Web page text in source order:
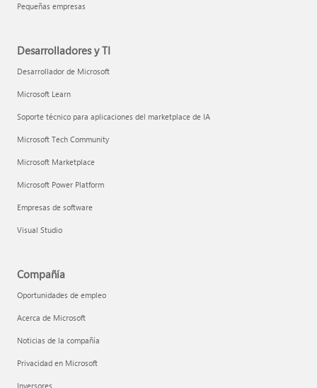
Pequeñas empresas
Desarrolladores y TI
Desarrollador de Microsoft
Microsoft Learn
Soporte técnico para aplicaciones del marketplace de IA
Microsoft Tech Community
Microsoft Marketplace
Microsoft Power Platform
Empresas de software
Visual Studio
Compañía
Oportunidades de empleo
Acerca de Microsoft
Noticias de la compañía
Privacidad en Microsoft
Inversores